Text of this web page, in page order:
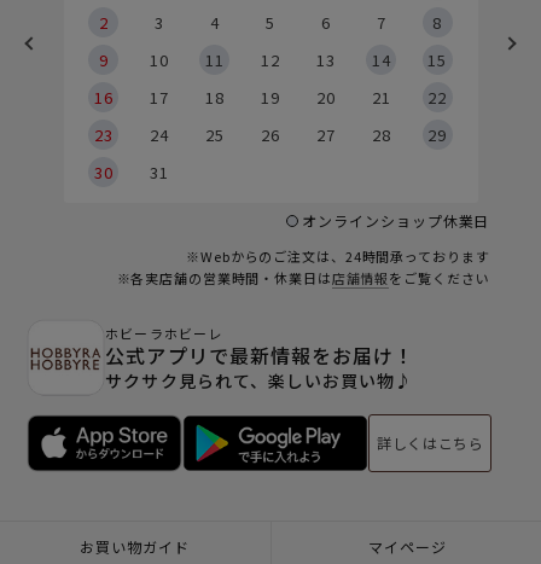
2
3 4 5 6 7
8
9
10 11 12 13 14
15
16
17 18 19 20 21
22
23
24 25 26 27 28
29
30
31
オンラインショップ休業日
※Webからのご注文は、24時間承っております
※各実店舗の営業時間・休業日は店舗情報をご覧ください
ホビーラホビーレ
公式アプリで最新情報をお届け！
サクサク見られて、楽しいお買い物♪
詳しくはこちら
お買い物ガイド マイページ